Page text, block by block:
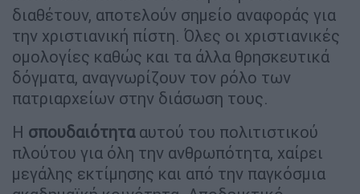
διαθέτουν, αποτελούν σημείο αναφοράς για
την χριστιανική πίστη. Όλες οι χριστιανικές
ομολογίες καθώς και τα άλλα θρησκευτικά
δόγματα, αναγνωρίζουν τον ρόλο των
πατριαρχείων στην διάσωση τους.
Η σπουδαιότητααυτού του πολιτιστικού
πλούτου για όλη την ανθρωπότητα, χαίρει
μεγάλης εκτίμησης και από την παγκόσμια